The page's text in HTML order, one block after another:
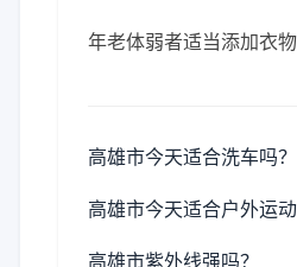
年老体弱者适当添加衣
高雄市今天适合洗车吗？
高雄市今天适合户外运动
高雄市紫外线强吗？